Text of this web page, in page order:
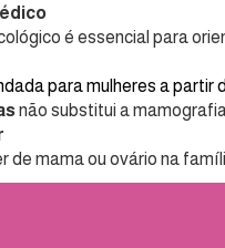
é essencial para
para mulheres a partir
não substitui a
de mama ou ovário na